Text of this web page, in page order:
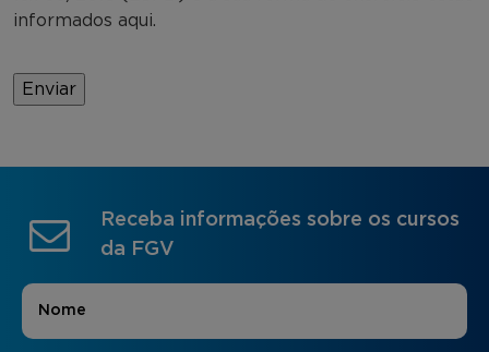
informados aqui.
Receba informações sobre os cursos
da FGV
Nome